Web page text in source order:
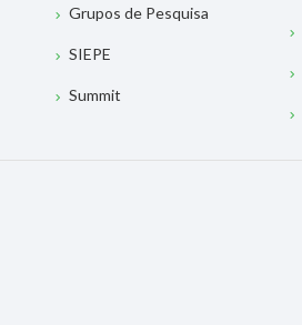
Grupos de Pesquisa
SIEPE
Summit